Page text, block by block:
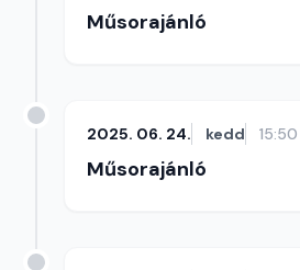
Műsorajánló
2025. 06. 24. kedd 15:50
Műsorajánló